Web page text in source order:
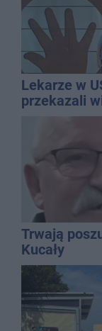
Lekarze w
przekazali
Trwają
Kucały